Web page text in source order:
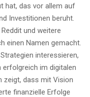
hat, das vor allem auf
Investitionen beruht.
und weitere
einen Namen gemacht.
interessieren,
erfolgreich im digitalen
zeigt, dass mit Vision
finanzielle Erfolge